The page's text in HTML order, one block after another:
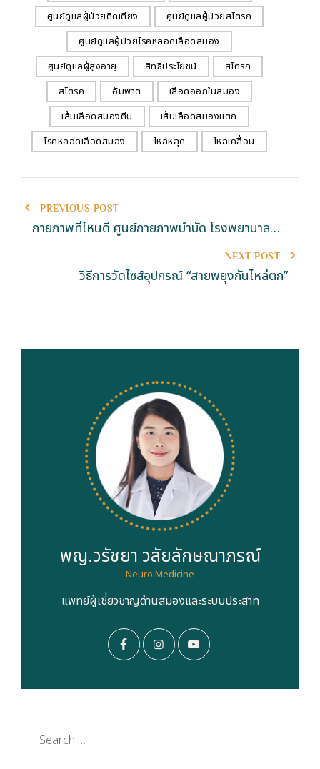
ศูนย์ดูแลผู้ป่วยติดเตียง
ศูนย์ดูแลผู้ป่วยสโตรก
ศูนย์ดูแลผู้ป่วยโรคหลอดเลือดสมอง
ศูนย์ดูแลผู้สูงอายุ
สิทธิประโยชน์
สโตรก
สโตรค
อัมพาต
เลือดออกในสมอง
เส้นเลือดสมองตีบ
เส้นเลือดสมองแตก
โรคหลอดเลือดสมอง
ไหล่หลุด ไหล่เคลื่อน
PREVIOUS POST
กายภาพที่ไหนดี ศูนย์กายภาพบำบัด โรงพยาบาล
NEXT POST
วิธีการวัดไซส์อุปกรณ์ “สายพยุงกันไหล่ตก”
พญ.วรัชยา วลัยลักษณาภรณ์
Neuro Medicine
แพทย์ผู้เชี่ยวชาญด้านสมองและระบบประสาท